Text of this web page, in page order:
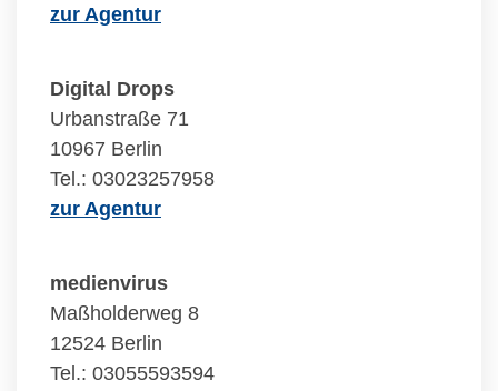
zur Agentur
Digital Drops
Urbanstraße 71
10967 Berlin
Tel.: 03023257958
zur Agentur
medienvirus
Maßholderweg 8
12524 Berlin
Tel.: 03055593594